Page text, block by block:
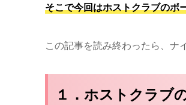
そこで今回はホストクラブのボ
この記事を読み終わったら、ナ
１．ホストクラブ